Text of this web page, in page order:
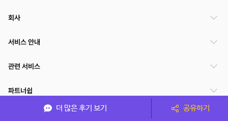
더 많은 후기 보기 공유하기
회사
서비스 안내
관련 서비스
파트너쉽
서비스 제공 국가